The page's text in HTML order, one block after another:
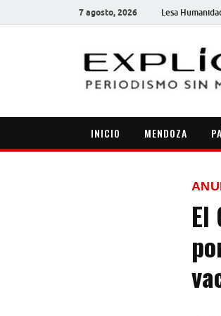
7 agosto, 2026 Lesa
INICIO MENDOZA
El